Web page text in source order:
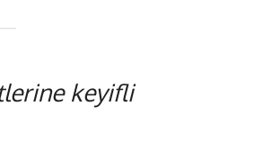
keyifli